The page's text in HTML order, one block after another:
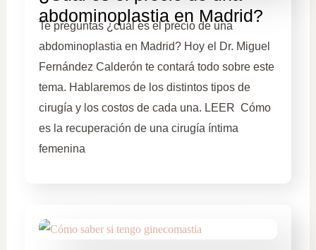
abdominoplastia en Madrid?
Te preguntas ¿cuál es el precio de una
abdominoplastia en Madrid? Hoy el Dr. Miguel
Fernández Calderón te contará todo sobre este
tema. Hablaremos de los distintos tipos de
cirugía y los costos de cada una. LEER Cómo
es la recuperación de una cirugía íntima
femenina